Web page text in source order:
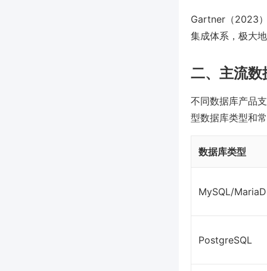
Gartner（2023
集成体系，极大
二、主流数
不同数据库产品
型数据库类型和
数据库类型
MySQL/
PostgreSQL